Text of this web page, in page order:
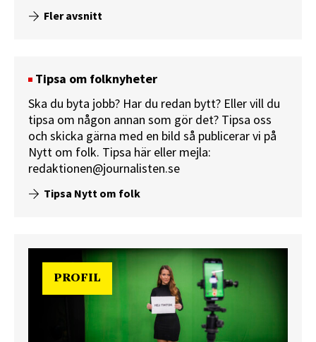
Fler avsnitt
Tipsa om folknyheter
Ska du byta jobb? Har du redan bytt? Eller vill du
tipsa om någon annan som gör det? Tipsa oss
och skicka gärna med en bild så publicerar vi på
Nytt om folk. Tipsa här eller mejla:
redaktionen@journalisten.se
Tipsa Nytt om folk
PROFIL